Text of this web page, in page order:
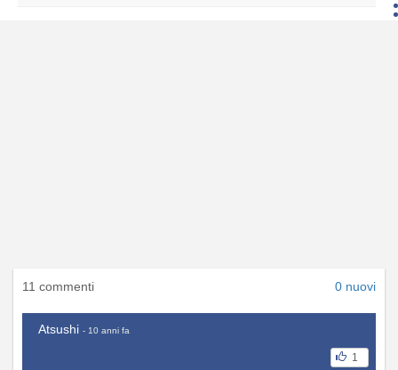
11 commenti 0 nuovi
Atsushi - 10 anni fa
1